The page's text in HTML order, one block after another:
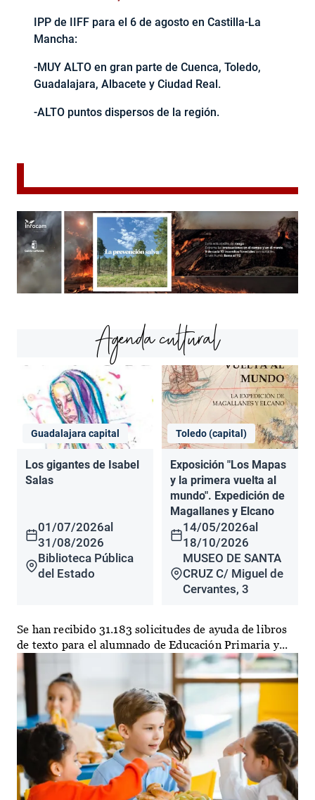
IPP de IIFF para el 6 de agosto en Castilla-La
Mancha:
-MUY ALTO en gran parte de Cuenca, Toledo,
Guadalajara, Albacete y Ciudad Real.
-ALTO puntos dispersos de la región.
Agenda cultural
Guadalajara capital
Los gigantes de Isabel
Salas
01/07/2026al
31/08/2026
Biblioteca Pública
del Estado
Toledo (capital)
Exposición "Los Mapas
y la primera vuelta al
mundo". Expedición de
Magallanes y Elcano
14/05/2026al
18/10/2026
MUSEO DE SANTA
CRUZ C/ Miguel de
Cervantes, 3
Se han recibido 31.183 solicitudes de ayuda de libros
de texto para el alumnado de Educación Primaria y...